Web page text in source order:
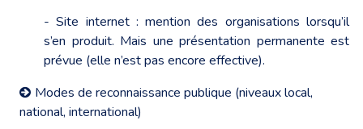
- Site internet : mention des organisations lorsqu’il
s’en produit. Mais une présentation permanente est
prévue (elle n’est pas encore effective).
Modes de reconnaissance publique (niveaux local,
national, international)